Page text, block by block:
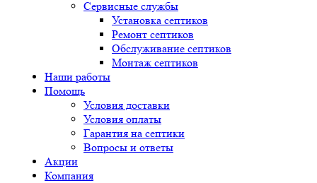
Сервисные службы
Установка септиков
Ремонт септиков
Обслуживание септиков
Монтаж септиков
Наши работы
Помощь
Условия доставки
Условия оплаты
Гарантия на септики
Вопросы и ответы
Акции
Компания